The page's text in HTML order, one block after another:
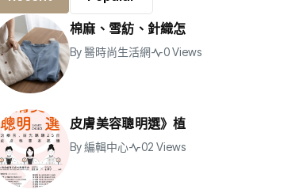
棉麻、雪紡、針織怎
By醫時尚生活網 0 Views
皮膚美容聰明選》植
By編輯中心 02 Views